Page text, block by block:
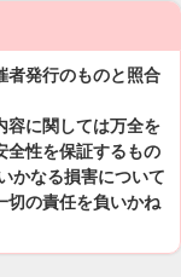
者発行のものと照合
容に関しては万全を
全性を保証するもの
かなる損害について
切の責任を負いかね